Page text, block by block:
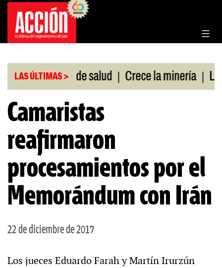
Saltar
contenido
LAS ÚLTIMAS >
cobertura de salud | Crece la minería | La
Camaristas
reafirmaron
procesamientos por el
Memorándum con Irán
22 de diciembre de 2017
Los jueces Eduardo Farah y Martín Irurzún